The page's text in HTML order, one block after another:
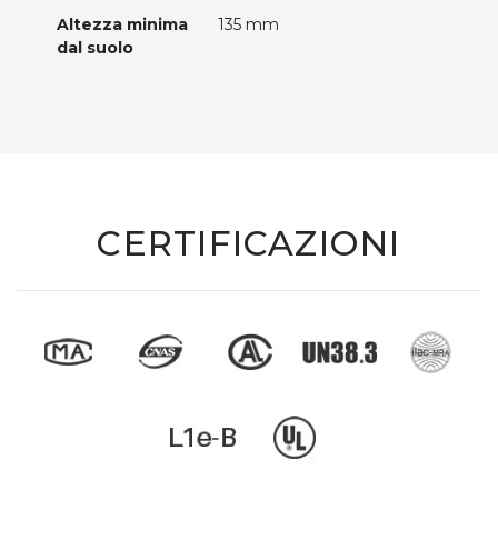
Altezza minima
dal suolo
135 mm
CERTIFICAZIONI